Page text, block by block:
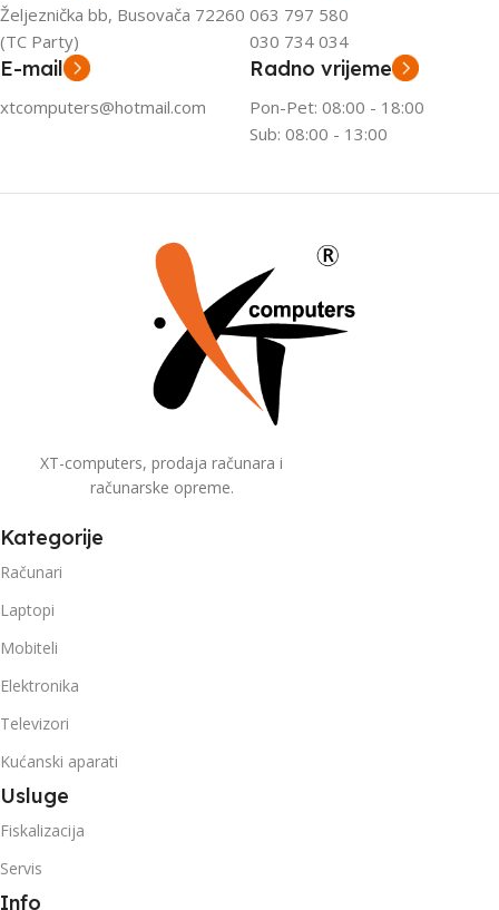
Željeznička bb, Busovača 72260
(TC Party)
063 797 580
030 734 034
E-mail
xtcomputers@hotmail.com
Radno vrijeme
Pon-Pet: 08:00 - 18:00
Sub: 08:00 - 13:00
XT-computers, prodaja računara i
računarske opreme.
Kategorije
Računari
Laptopi
Mobiteli
Elektronika
Televizori
Kućanski aparati
Usluge
Fiskalizacija
Servis
Info